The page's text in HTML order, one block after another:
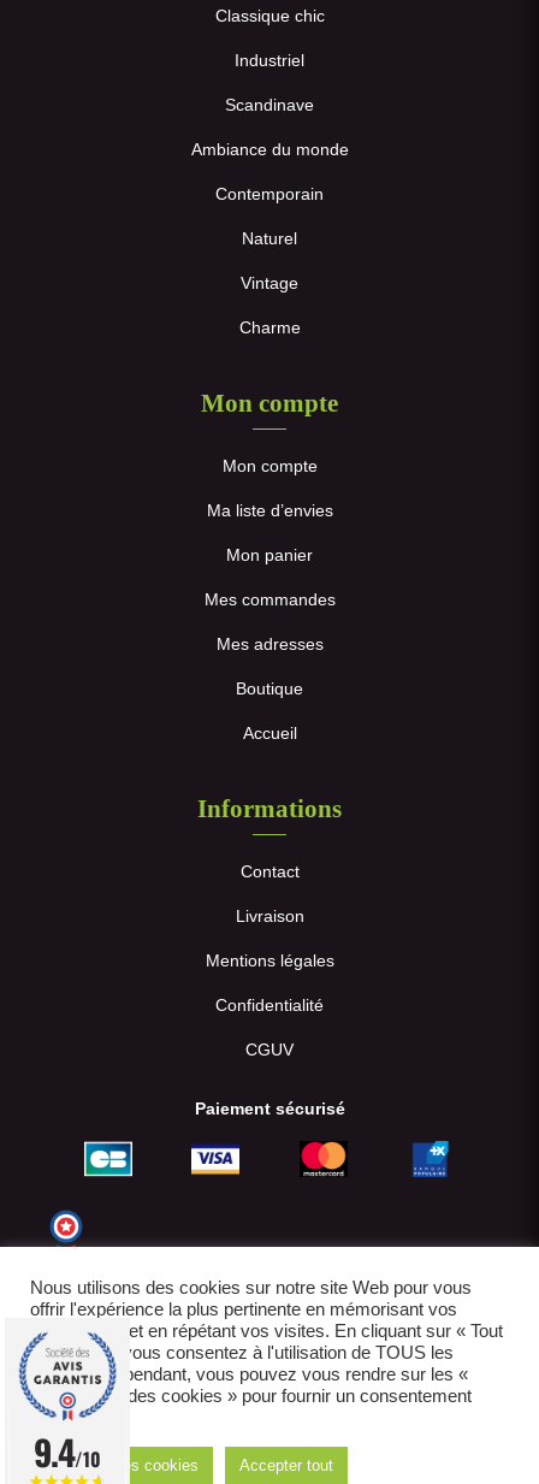
Classique chic
Industriel
Scandinave
Ambiance du monde
Contemporain
Naturel
Vintage
Charme
Mon compte
Mon compte
Ma liste d’envies
Mon panier
Mes commandes
Mes adresses
Boutique
Accueil
Informations
Contact
Livraison
Mentions légales
Confidentialité
CGUV
Paiement sécurisé
E-boutique créée par IDCOMWEB avec
Nous utilisons des cookies sur notre site Web pour vous
offrir l'expérience la plus pertinente en mémorisant vos
préférences et en répétant vos visites. En cliquant sur « Tout
accepter », vous consentez à l'utilisation de TOUS les
cookies. Cependant, vous pouvez vous rendre sur les «
Paramètres des cookies » pour fournir un consentement
contrôlé.
Réglages des cookies Accepter tout
9.4/10